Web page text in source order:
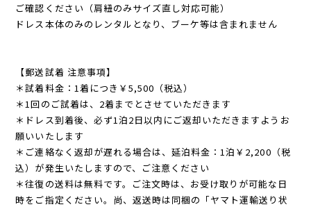
ご確認ください（肩紐のみサイズ直し対応可能）
ドレス本体のみのレンタルとなり、ブーケ等は含まれません
【郵送試着 注意事項】
＊試着料金：1着につき￥5,500（税込）
＊1回のご試着は、2着までとさせていただきます
＊ドレス到着後、必ず1泊2日以内にご返却いただきますようお
願いいたします
＊ご連絡なく返却が遅れる場合は、延泊料金：1泊￥2,200（税
込）が発生いたしますので、ご注意ください
＊往復の送料は無料です。ご注文時は、お受け取りが可能な日
時をご指定ください。尚、返送時は同梱の「ヤマト運輸送り状